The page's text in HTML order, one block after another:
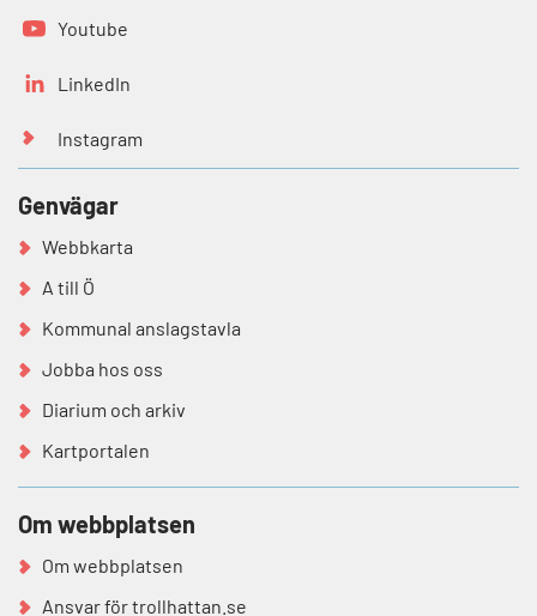
Youtube
LinkedIn
Instagram
Genvägar
Webbkarta
A till Ö
Kommunal anslagstavla
Jobba hos oss
Diarium och arkiv
Kartportalen
Om webbplatsen
Om webbplatsen
Ansvar för trollhattan.se